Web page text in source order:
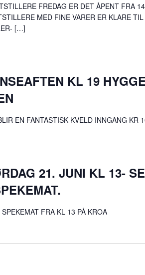
FREDAG ER DET ÅPENT FRA
MED FINE VARER ER KLARE
[…]
KL 19
EN FANTASTISK KVELD INNGANG KR
21. JUNI KL 13-
FRA KL 13 PÅ KROA